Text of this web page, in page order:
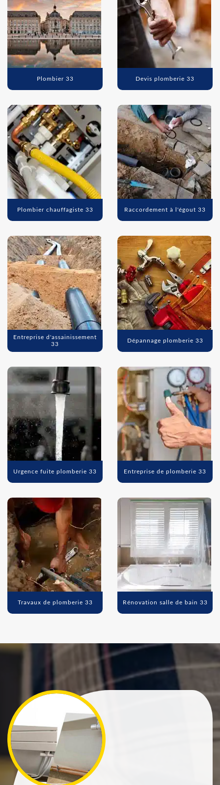
Plombier 33 Devis plomberie 33
Plombier chauffagiste 33 Raccordement à l'égout 33
Entreprise d'assainissement
33
Dépannage plomberie 33
Urgence fuite plomberie 33 Entreprise de plomberie 33
Travaux de plomberie 33 Rénovation salle de bain 33